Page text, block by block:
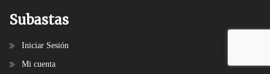
Subastas
Iniciar Sesión
Mi cuenta